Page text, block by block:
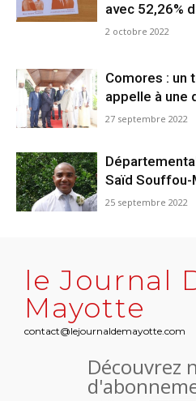
avec 52,26%
2 octobre 2022
Comores : un
appelle à une
27 septembre 2022
Saïd Souffou-
25 septembre 2022
le Journal
Mayotte
contact@lejournaldemayotte.com
Découvrez